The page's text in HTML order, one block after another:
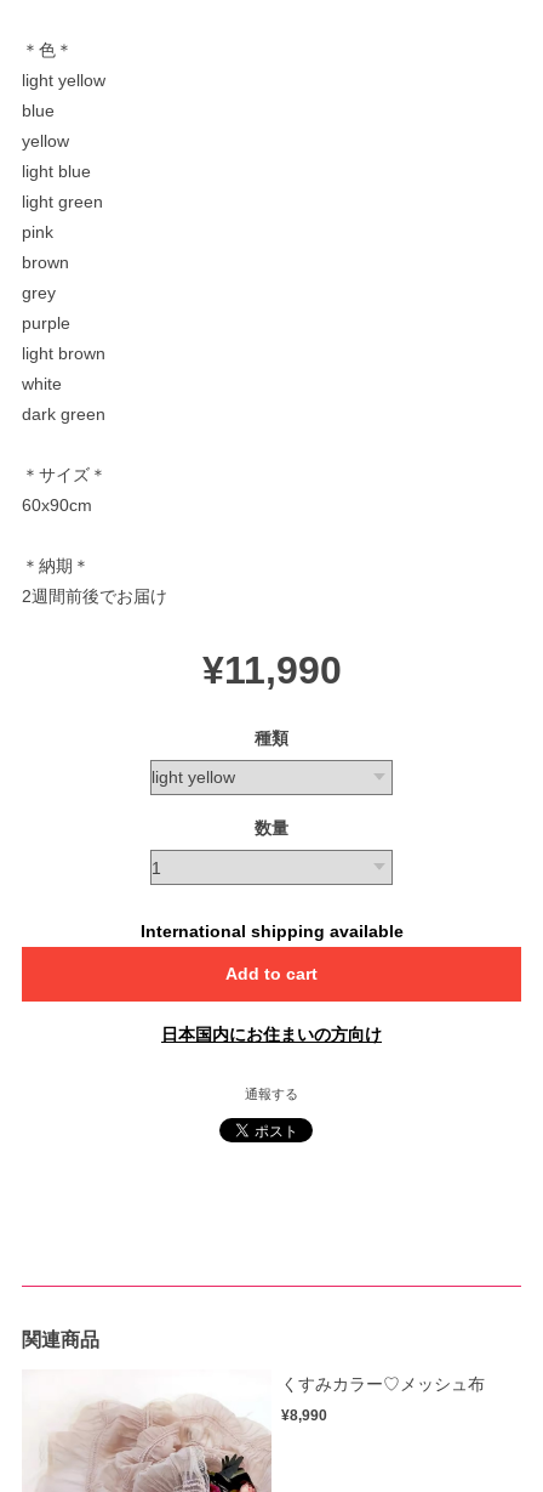
＊色＊
light yellow
blue
yellow
light blue
light green
pink
brown
grey
purple
light brown
white
dark green
＊サイズ＊
60x90cm
＊納期＊
2週間前後でお届け
¥11,990
種類
数量
International shipping available
Add to cart
日本国内にお住まいの方向け
通報する
関連商品
くすみカラー♡メッシュ布
¥8,990